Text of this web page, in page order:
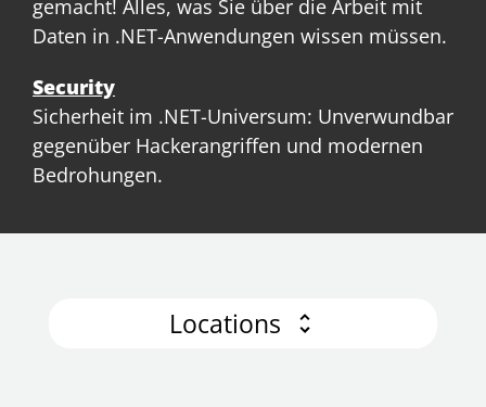
gemacht! Alles, was Sie über die Arbeit mit
Daten in .NET-Anwendungen wissen müssen.
Security
Sicherheit im .NET-Universum: Unverwundbar
gegenüber Hackerangriffen und modernen
Bedrohungen.
Locations